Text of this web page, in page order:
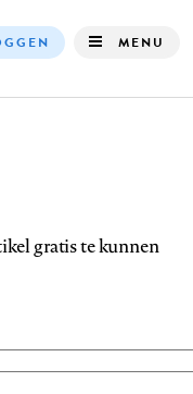
MENU
gratis te kunnen